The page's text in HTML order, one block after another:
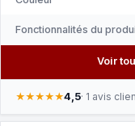
Fonctionnalités du
Voir
★★★★★4,5· 1 avis